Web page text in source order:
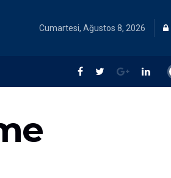
Cumartesi, Ağustos 8, 2026